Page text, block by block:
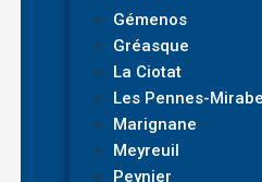
Gémenos
Gréasque
La Ciotat
Les Pennes-
Marignane
Meyreuil
Peynier